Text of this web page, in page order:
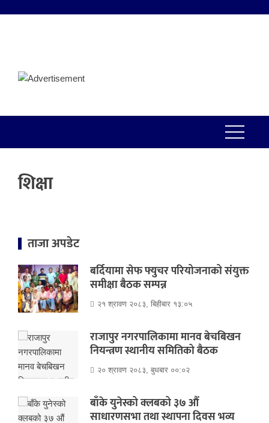
शिक्षा
ताजा अपडेट
बर्दियामा सेफ फ्युचर परियोजनाको संयुक्त
समीक्षा बैठक सम्पन्न
२१ श्रावण २०८३, बिहीबार १३:०५
राजापुर नगरपालिकामा मानव बेचबिखन
नियन्त्रण स्थानीय समितिको बैठक
२० श्रावण २०८३, बुधबार ००:०२
बाँके युनेस्को क्लबको ३७ औं
साधारणसभा तथा स्थापना दिवस भव्य